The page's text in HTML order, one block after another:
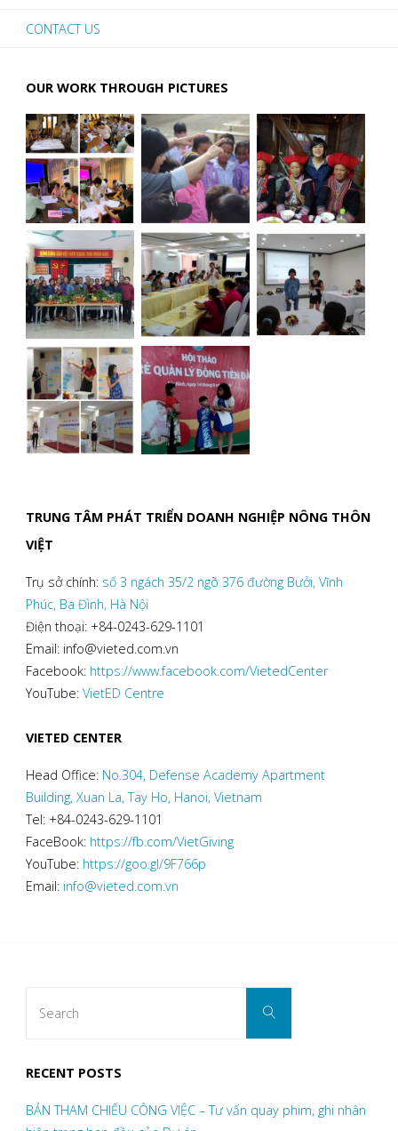
NGƯỜI
DÂN
DI
CƯ
HỒI
HƯƠNG
TẠI
KHU
VỰC
MIỀN
BẮC
LA
VÀ
DO
ẢNH
CONTACT US
OUR WORK THROUGH PICTURES
TRUNG TÂM PHÁT TRIỂN DOANH NGHIỆP NÔNG THÔN
VIỆT
Trụ sở chính: số 3 ngách 35/2 ngõ 376 đường Bưởi, Vĩnh
Phúc, Ba Đình, Hà Nội
Điện thoại: +84-0243-629-1101
Email: info@vieted.com.vn
Facebook: https://www.facebook.com/VietedCenter
YouTube: VietED Centre
VIETED CENTER
Head Office: No.304, Defense Academy Apartment
Building, Xuan La, Tay Ho, Hanoi, Vietnam
Tel: +84-0243-629-1101
FaceBook: https://fb.com/VietGiving
YouTube:https://goo.gl/9F766p
Email: info@vieted.com.vn
Search
RECENT POSTS
BẢN THAM CHIẾU CÔNG VIỆC – Tư vấn quay phim, ghi nhân